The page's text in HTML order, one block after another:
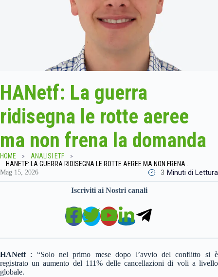
HANetf: La guerra
ridisegna le rotte aeree
ma non frena la domanda
HOME
ANALISI ETF
HANETF: LA GUERRA RIDISEGNA LE ROTTE AEREE MA NON FRENA LA DOMANDA
Mag 15, 2026 3 Minuti di Lettura
Iscriviti ai Nostri canali
HANetf: “Solo nel primo mese dopo l’avvio del conflitto si è
registrato un aumento del 111% delle cancellazioni di voli a livello
globale.